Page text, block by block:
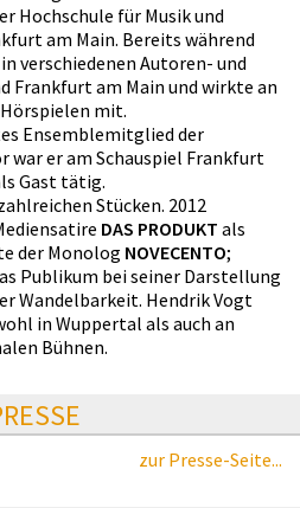
Hochschule für Musik und
am Main. Bereits während
verschiedenen Autoren- und
Frankfurt am Main und wirkte an
mit.
Ensemblemitglied der
war er am Schauspiel Frankfurt
Gast tätig.
Stücken. 2012
DAS PRODUKT als
der Monolog NOVECENTO;
Publikum bei seiner Darstellung
Wandelbarkeit. Hendrik Vogt
in Wuppertal als auch an
Bühnen.
zur Presse-Seite...